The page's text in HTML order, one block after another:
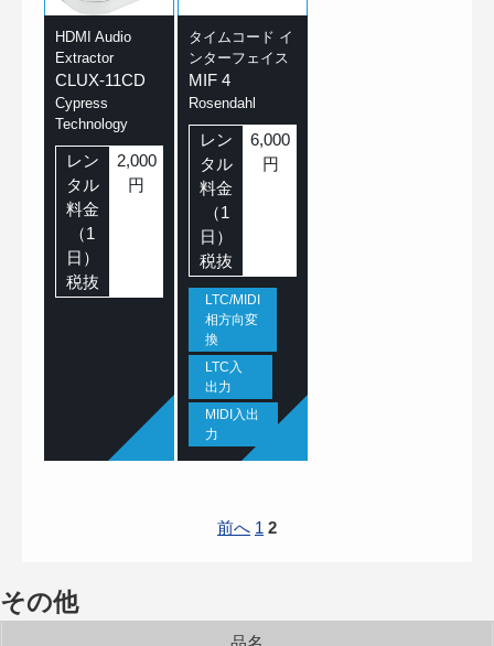
HDMI Audio
Extractor
CLUX-11CD
Cypress
Technology
レン
タル
料金
（1
日）
税抜
2,000
円
タイムコード イ
ンターフェイス
MIF 4
Rosendahl
レン
タル
料金
（1
日）
税抜
6,000
円
LTC/MIDI
相方向変
換
LTC入
出力
MIDI入出
力
前へ 1 2
その他
品名